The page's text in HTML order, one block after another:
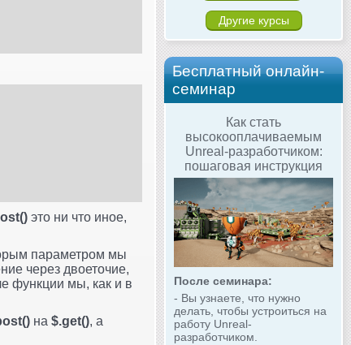
Другие курсы
Бесплатный онлайн-
семинар
Как стать
высокооплачиваемым
Unreal-разработчиком:
пошаговая инструкция
После семинара:
- Вы узнаете, что нужно
делать, чтобы устроиться на
работу Unreal-
разработчиком.
это ни что иное,
параметром мы
через двоеточие,
функции мы, как и в
на $.get(), а